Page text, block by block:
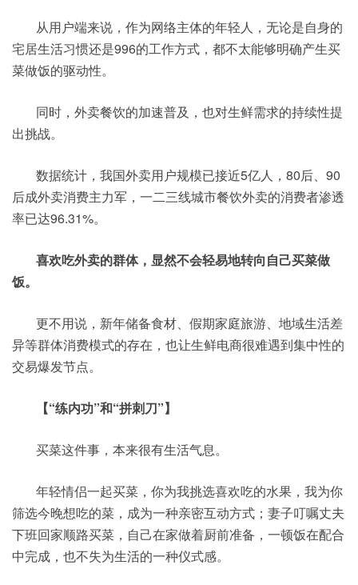
从用户端来说，作为网络主体的年轻人，无论是自身的
宅居生活习惯还是996的工作方式，都不太能够明确产生买
菜做饭的驱动性。
同时，外卖餐饮的加速普及，也对生鲜需求的持续性提
出挑战。
数据统计，我国外卖用户规模已接近5亿人，80后、90
后成外卖消费主力军，一二三线城市餐饮外卖的消费者渗透
率已达96.31%。
喜欢吃外卖的群体，显然不会轻易地转向自己买菜做
饭。
更不用说，新年储备食材、假期家庭旅游、地域生活差
异等群体消费模式的存在，也让生鲜电商很难遇到集中性的
交易爆发节点。
【“练内功”和“拼刺刀”】
买菜这件事，本来很有生活气息。
年轻情侣一起买菜，你为我挑选喜欢吃的水果，我为你
筛选今晚想吃的菜，成为一种亲密互动方式；妻子叮嘱丈夫
下班回家顺路买菜，自己在家做着厨前准备，一顿饭在配合
中完成，也不失为生活的一种仪式感。